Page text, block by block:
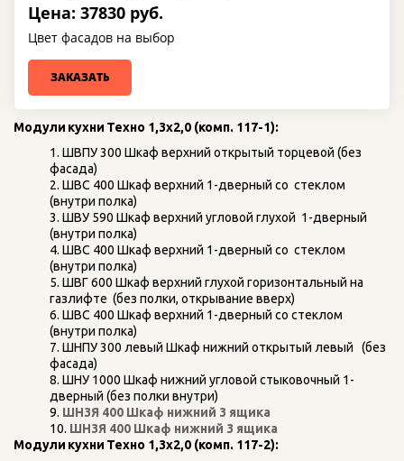
Цена: 37830 руб.
Цвет фасадов на выбор
ЗАКАЗАТЬ
Модули кухни Техно 1,3х2,0 (комп. 117-1):
ШВПУ 300 Шкаф верхний открытый торцевой (без
фасада)
ШВС 400 Шкаф верхний 1-дверный со  стеклом
(внутри полка)
ШВУ 590 Шкаф верхний угловой глухой  1-дверный
(внутри полка)
ШВС 400 Шкаф верхний 1-дверный со  стеклом
(внутри полка)
ШВГ 600 Шкаф верхний глухой горизонтальный на
газлифте  (без полки, открывание вверх)
ШВС 400 Шкаф верхний 1-дверный со стеклом
(внутри полка)
ШНПУ 300 левый Шкаф нижний открытый левый   (без
фасада)
ШНУ 1000 Шкаф нижний угловой стыковочный 1-
дверный (без полки внутри)
ШН3Я 400 Шкаф нижний 3 ящика
ШН3Я 400 Шкаф нижний 3 ящика
Модули кухни Техно 1,3х2,0 (комп. 117-2):